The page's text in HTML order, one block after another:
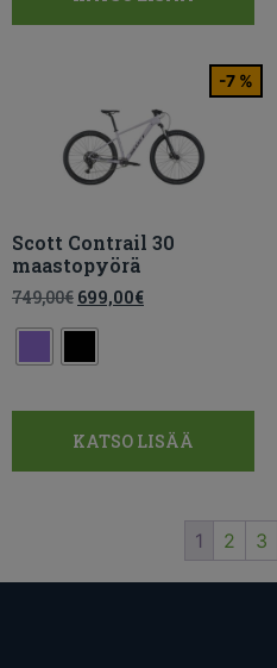
-7 %
Scott Contrail 30
maastopyörä
749,00€ 699,00€
KATSO LISÄÄ
1 2 3